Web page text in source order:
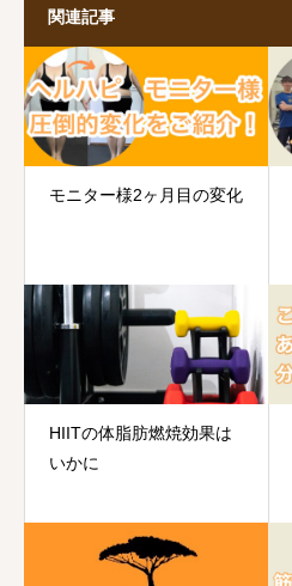
関連記事
モニター様2ヶ月目の変化
HIITの体脂肪燃焼効果は
いかに